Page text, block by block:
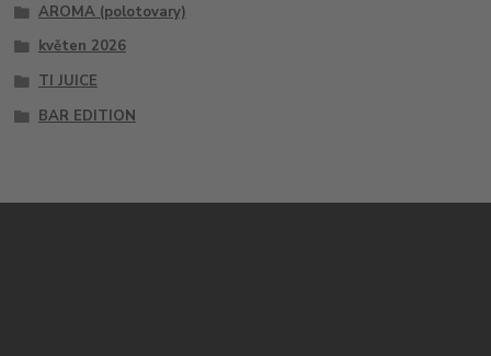
AROMA (polotovary)
květen 2026
TI JUICE
BAR EDITION